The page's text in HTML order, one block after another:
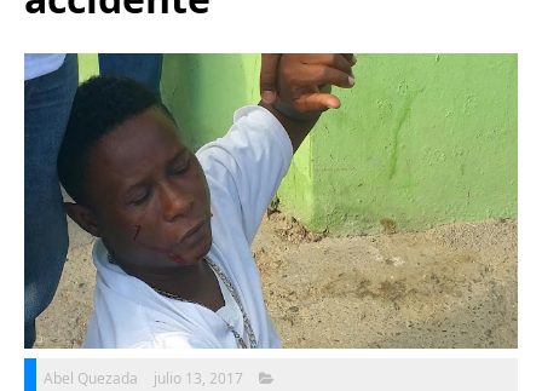
Abel Quezada julio 13, 2017